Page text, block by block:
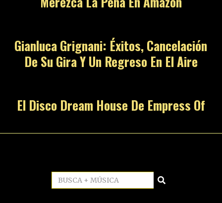
Gianluca Grignani: Éxitos, Cancelación
De Su Gira Y Un Regreso En El Aire
El Disco Dream House De Empress Of